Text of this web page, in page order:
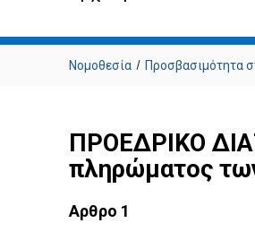
Νομοθεσία Προσβασιμότητα
ΠΡΟΕΔΡΙΚΟ
πληρώματος
Αρθρο 1